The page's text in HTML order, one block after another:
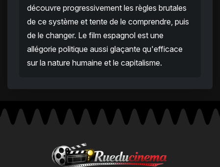
découvre progressivement les règles brutales
de ce système et tente de le comprendre, puis
de le changer. Le film espagnol est une
allégorie politique aussi glaçante qu'efficace
sur la nature humaine et le capitalisme.